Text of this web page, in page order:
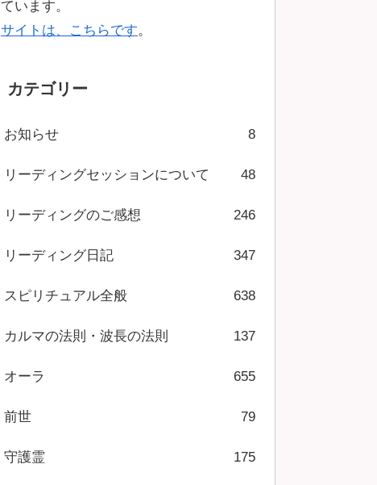
ています。
サイトは、こちらです。
カテゴリー
お知らせ 8
リーディングセッションについて 48
リーディングのご感想 246
リーディング日記 347
スピリチュアル全般 638
カルマの法則・波長の法則 137
オーラ 655
前世 79
守護霊 175